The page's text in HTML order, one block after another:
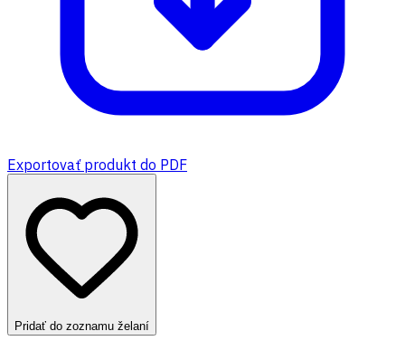
Exportovať produkt do PDF
Pridať do zoznamu želaní